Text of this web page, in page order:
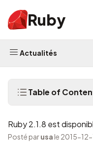
Ruby
Actualités
Table of
Ruby 2.1.8 est
Posté parusa le 2015-12-